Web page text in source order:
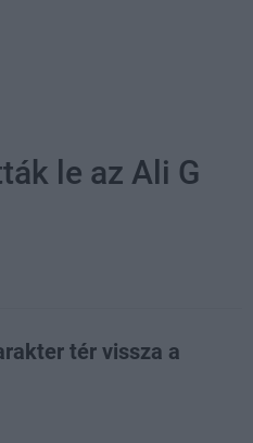
le az Ali G
tér vissza a